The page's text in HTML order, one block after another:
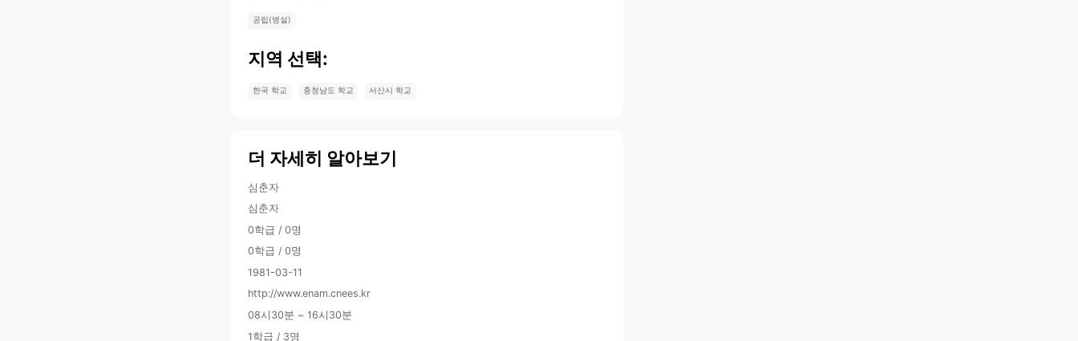
공립(병설)
지역 선택:
한국 학교 충청남도 학교 서산시 학교
더 자세히 알아보기
심춘자
심춘자
0학급 / 0명
0학급 / 0명
1981-03-11
http://www.enam.cnees.kr
08시30분 ~ 16시30분
1학급 / 3명